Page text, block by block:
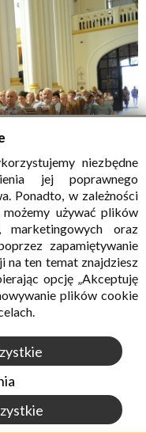
niezbędne
jej poprawnego
Ponadto, w zależności
używać plików
oraz
zapamiętywanie
na ten temat znajdziesz
opcję „Akceptuję
plików cookie